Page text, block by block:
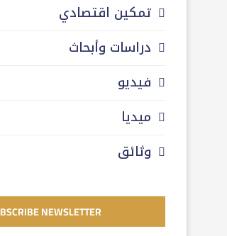
تمكين اقتصادي
دراسات وأبحاث
فيديو
ميديا
وثائق
NEWSLETTER